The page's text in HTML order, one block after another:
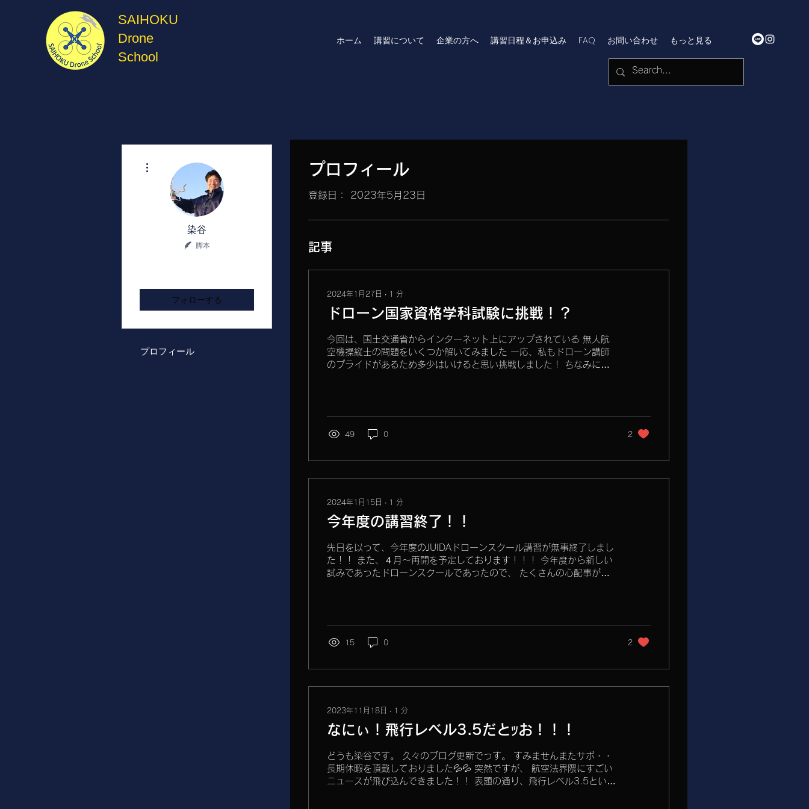
SAIHOKU
Drone
School
ホーム 講習について 企業の方へ 講習日程＆お申込み FAQ お問い合わせ もっと見る
プロフィール
登録日： 2023年5月23日
記事
2024年1月27日 ∙ 1 分
ドローン国家資格学科試験に挑戦！？
今回は、国土交通省からインターネット上にアップされている 無人航
空機操縦士の問題をいくつか解いてみました 一応、私もドローン講師
のプライドがあるため多少はいけると思い挑戦しました！ ちなみに、
49 0 2
2024年1月15日 ∙ 1 分
今年度の講習終了！！
先日を以って、今年度のJUIDAドローンスクール講習が無事終了しまし
た！！ また、４月～再開を予定しております！！！ 今年度から新しい
試みであったドローンスクールであったので、 たくさんの心配事があ
15 0 2
2023年11月18日 ∙ 1 分
なにぃ！飛行レベル3.5だとｯお！！！
どうも染谷です。 久々のブログ更新でっす。 すみませんまたサボ・・
長期休暇を頂戴しておりました💦💦 突然ですが、 航空法界隈にすごい
ニュースが飛び込んできました！！ 表題の通り、飛行レベル3.5という
染谷
脚本
フォローする
プロフィール